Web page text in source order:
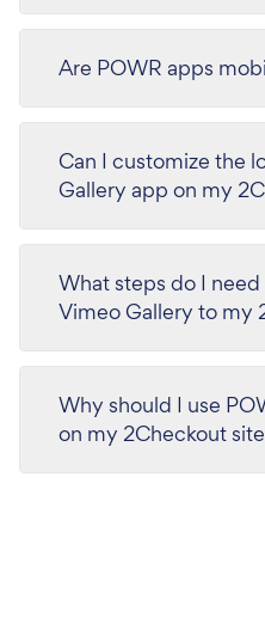
Are POWR apps
Can I customize the
Gallery app on my
What steps do I
Vimeo Gallery to my
Why should I use
on my 2Checkout